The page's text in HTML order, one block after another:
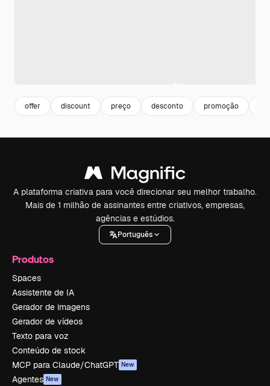
offer discount preço desconto promoção
A plataforma criativa para você direcionar seu melhor trabalho.
Mais de 1 milhão de assinantes entre criativos, empresas,
agências e estúdios.
Português
Produtos
Spaces
Assistente de IA
Gerador de imagens
Gerador de vídeos
Texto para voz
Conteúdo de stock
MCP para Claude/ChatGPT New
Agentes New